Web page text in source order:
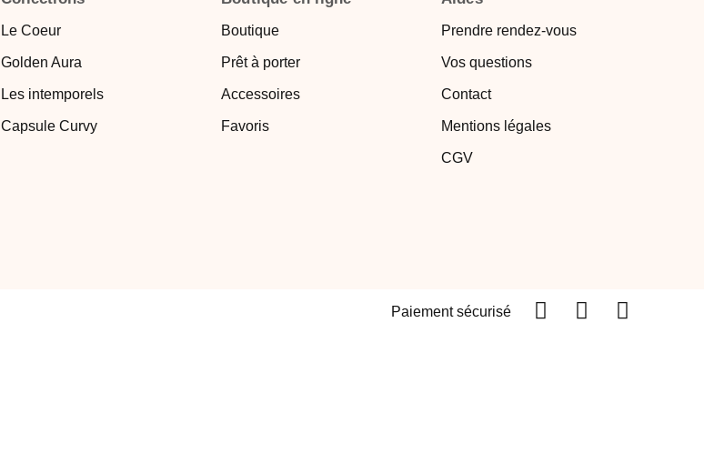
Le Coeur
Golden Aura
Les intemporels
Capsule Curvy
Boutique
Prêt à porter
Accessoires
Favoris
Prendre rendez-vous
Vos questions
Contact
Mentions légales
CGV
Paiement sécurisé